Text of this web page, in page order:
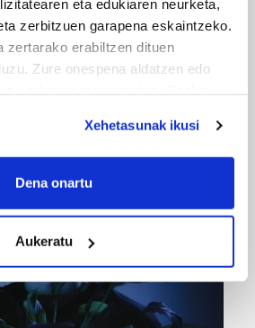
eta edukiaren neurketa,
zerbitzuen garapena eskaintzeko.
zertarako erabiltzen dituen
Zure onespena aldatzen edo
also like to:
about your geographical
device by actively scanning it for
(fingerprinting)
how your personal data is processed
in the
details section.
Xehetasunak ikusi
Dena onartu
Aukeratu
leku